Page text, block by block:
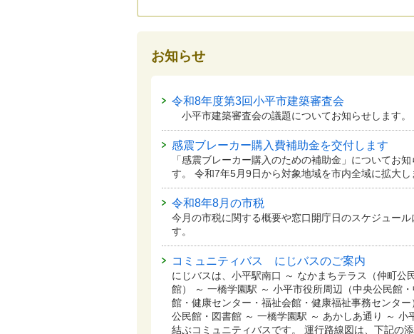
お知らせ
令和8年度第3回小平市建築審査会
小平市建築審査会の議題についてお知らせします。
感震ブレーカー購入費補助金を交付します
「感震ブレーカー購入のための補助金」についてお知
す。 令和7年5月9日から対象地域を市内全域に拡大し
令和8年8月の市税
今月の市税に関する概要や窓口開庁日のスケジュール
す。
コミュニティバス にじバスのご案内
にじバスは、小平駅南口 ～ なかまちテラス（仲町公
館） ～ 一橋学園駅 ～ 小平市役所周辺（中央公民館
館・健康センター・福祉会館・健康福祉事務センター
公民館・図書館 ～ 一橋学園駅 ～ あかしあ通り ～ 小
結ぶコミュニティバスです。 運行路線図は、下記の